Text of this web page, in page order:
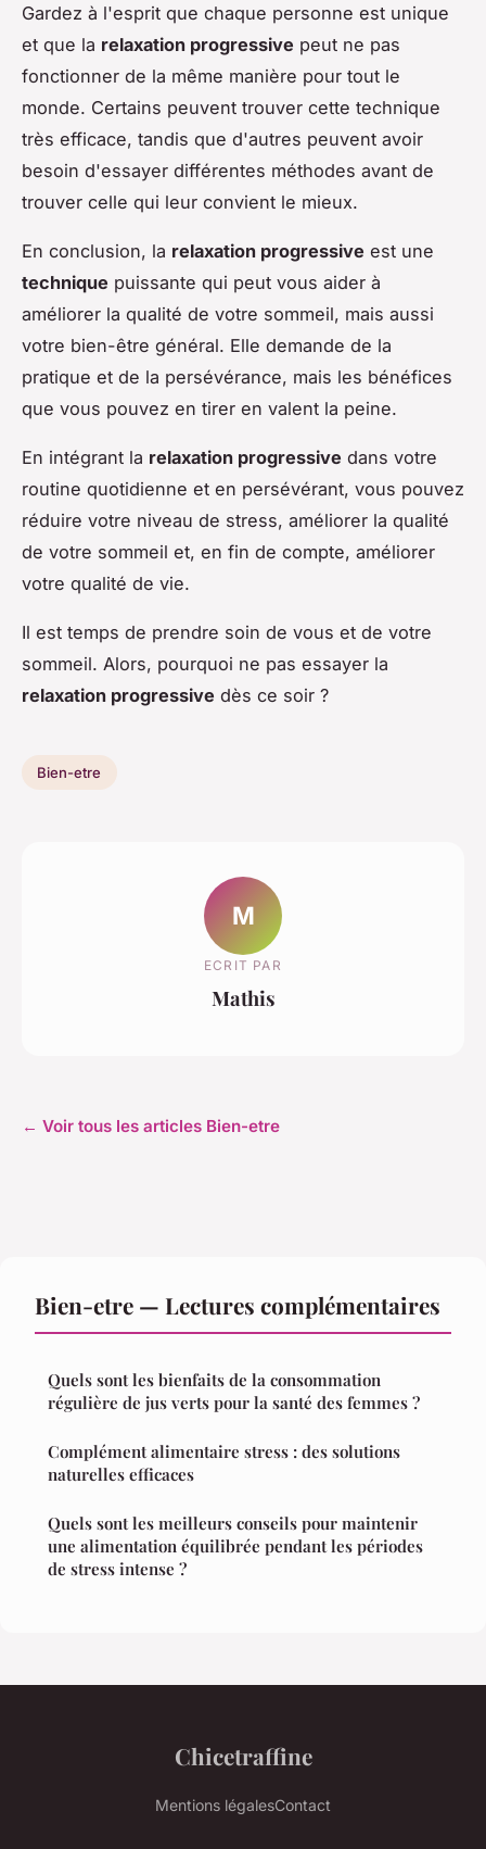
Gardez à l'esprit que chaque personne est unique
et que la relaxation progressive peut ne pas
fonctionner de la même manière pour tout le
monde. Certains peuvent trouver cette technique
très efficace, tandis que d'autres peuvent avoir
besoin d'essayer différentes méthodes avant de
trouver celle qui leur convient le mieux.
En conclusion, la relaxation progressive est une
technique puissante qui peut vous aider à
améliorer la qualité de votre sommeil, mais aussi
votre bien-être général. Elle demande de la
pratique et de la persévérance, mais les bénéfices
que vous pouvez en tirer en valent la peine.
En intégrant la relaxation progressive dans votre
routine quotidienne et en persévérant, vous pouvez
réduire votre niveau de stress, améliorer la qualité
de votre sommeil et, en fin de compte, améliorer
votre qualité de vie.
Il est temps de prendre soin de vous et de votre
sommeil. Alors, pourquoi ne pas essayer la
relaxation progressive dès ce soir ?
Bien-etre
M
ECRIT PAR
Mathis
← Voir tous les articles Bien-etre
Bien-etre — Lectures complémentaires
Quels sont les bienfaits de la consommation
régulière de jus verts pour la santé des femmes ?
Complément alimentaire stress : des solutions
naturelles efficaces
Quels sont les meilleurs conseils pour maintenir
une alimentation équilibrée pendant les périodes
de stress intense ?
Chicetraffine
Mentions légalesContact